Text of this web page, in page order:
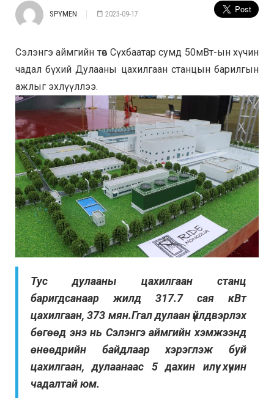
SPYMEN 2023-09-17
Сэлэнгэ аймгийн төв Сүхбаатар сумд 50мВт-ын хүчин
чадал бүхий Дулааны цахилгаан станцын барилгын
ажлыг эхлүүллээ.
Тус дулааны цахилгаан станц
баригдсанаар жилд 317.7 сая кВт
цахилгаан, 373 мян.Ггал дулаан үйлдвэрлэх
бөгөөд энэ нь Сэлэнгэ аймгийн хэмжээнд
өнөөдрийн байдлаар хэрэглэж буй
цахилгаан, дулаанаас 5 дахин илүү хүчин
чадалтай юм.